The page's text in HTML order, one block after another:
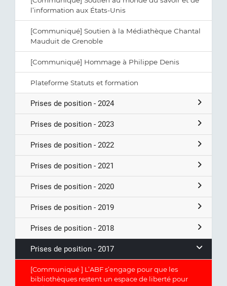
l’information aux États-Unis
[Communiqué] Soutien à la Médiathèque Chantal
Mauduit de Grenoble
[Communiqué] Hommage à Philippe Denis
Plateforme Statuts et formation
Prises de position - 2024
Prises de position - 2023
Prises de position - 2022
Prises de position - 2021
Prises de position - 2020
Prises de position - 2019
Prises de position - 2018
Prises de position - 2017
[Communiqué ] L’ABF s’engage pour que les
bibliothèques restent un espace de liberté pour